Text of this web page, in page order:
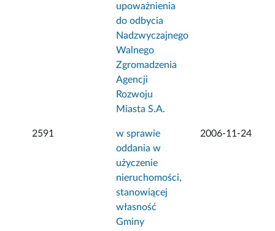
upoważnienia
do odbycia
Nadzwyczajnego
Walnego
Zgromadzenia
Agencji
Rozwoju
Miasta S.A.
2591
w sprawie
oddania w
użyczenie
nieruchomości,
stanowiącej
własność
Gminy
2006-11-24